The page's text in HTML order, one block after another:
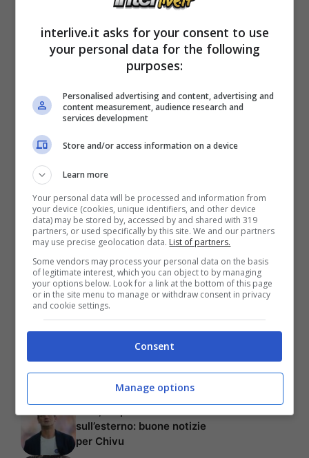
lombardi, Andrea Stramaccioni,voglia
trattenere Julio Cesar, messo tra la lista
dei partenti a causa del suo alto ingaggio.
L.P
Articoli recenti
sull’esterno: buone notizie
per Chivu
interlive.it asks for your consent to use
your personal data for the following
purposes:
Personalised advertising and content, advertising and
content measurement, audience research and
services development
Store and/or access information on a device
Learn more
Your personal data will be processed and information from
your device (cookies, unique identifiers, and other device
data) may be stored by, accessed by and shared with 319
partners, or used specifically by this site. We and our partners
may use precise geolocation data. List of partners.
Some vendors may process your personal data on the basis
of legitimate interest, which you can object to by managing
your options below. Look for a link at the bottom of this page
or in the site menu to manage or withdraw consent in privacy
and cookie settings.
Consent
Manage options